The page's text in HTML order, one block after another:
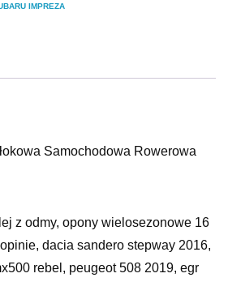
IMPREZA
Samochodowa Rowerowa
z odmy, opony wielosezonowe 16
dacia sandero stepway 2016,
rebel, peugeot 508 2019, egr